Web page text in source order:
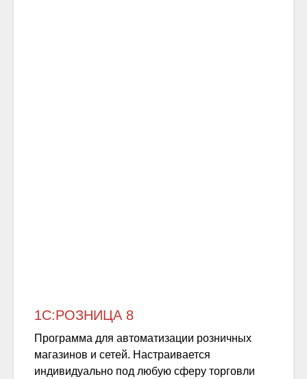
1С:РОЗНИЦА 8
Программа для автоматизации розничных
магазинов и сетей. Настраивается
индивидуально под любую сферу торговли